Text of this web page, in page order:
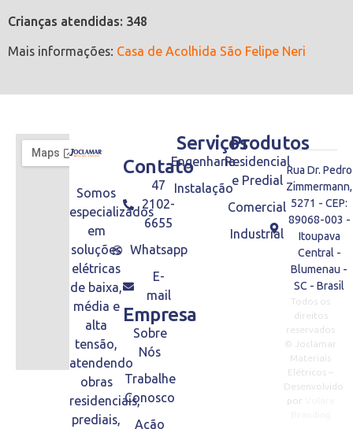
Crianças atendidas: 348
Mais informações: Casa de Acolhida São Felipe Neri
Somos
especializados
em
soluções
elétricas
de baixa,
média e
alta
tensão,
atendendo
obras
residenciais,
prediais,
Contato
47
2102-
6655
Whatsapp
E-
mail
Empresa
Sobre
Nós
Trabalhe
Conosco
Ação
Produtos
Residencial
e Predial
Comercial
Industrial
Serviços
Engenharia
Instalação
Rua Dr. Pedro
Zimmermann,
5271 - CEP:
89068-003 -
Itoupava
Central -
Blumenau -
SC - Brasil
Todos os
direitos
reservados
© Joclamar
Materiais
Elétricos –
Desenvolvido
por